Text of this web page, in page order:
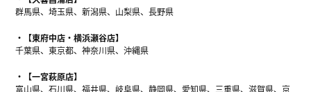
群馬県、埼玉県、新潟県、山梨県、長野県
【東府中店・横浜瀬谷店】
千葉県、東京都、神奈川県、沖縄県
【一宮萩原店】
富山県、石川県、福井県、岐阜県、静岡県、愛知県、三重県、滋賀県、京